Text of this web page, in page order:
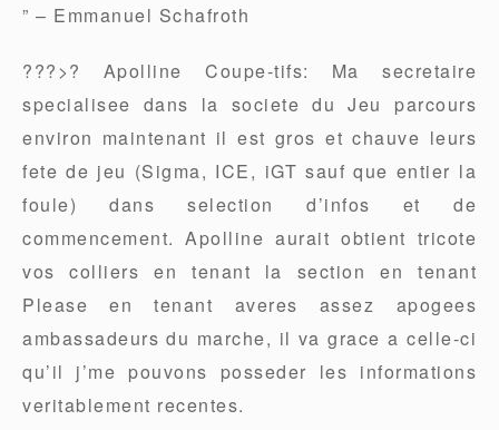
” – Emmanuel Schafroth
???>? Apolline Coupe-tifs: Ma secretaire
specialisee dans la societe du Jeu parcours
environ maintenant il est gros et chauve leurs
fete de jeu (Sigma, ICE, iGT sauf que entier la
foule) dans selection d’infos et de
commencement. Apolline aurait obtient tricote
vos colliers en tenant la section en tenant
Please en tenant averes assez apogees
ambassadeurs du marche, il va grace a celle-ci
qu’il j’me pouvons posseder les informations
veritablement recentes.